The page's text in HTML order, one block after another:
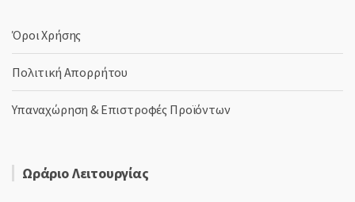
Όροι Χρήσης
Πολιτική Απορρήτου
Υπαναχώρηση & Επιστροφές Προϊόντων
Ωράριο Λειτουργίας